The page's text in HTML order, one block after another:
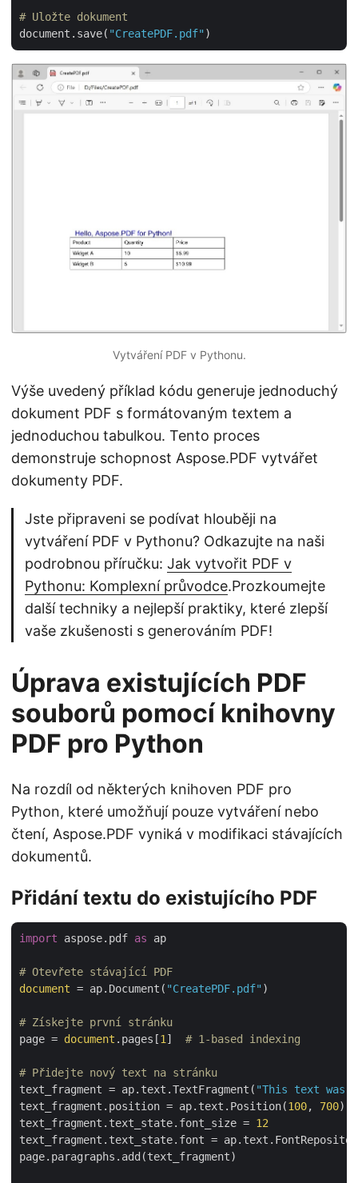
# Uložte dokument
document.save( "CreatePDF.pdf"
Vytváření PDF v Pythonu.
Výše uvedený příklad kódu generuje jednoduchý
dokument PDF s formátovaným textem a
jednoduchou tabulkou. Tento proces
demonstruje schopnost Aspose.PDF vytvářet
dokumenty PDF.
Jste připraveni se podívat hlouběji na
vytváření PDF v Pythonu? Odkazujte na naši
podrobnou příručku: Jak vytvořit PDF v
Pythonu: Komplexní průvodce.Prozkoumejte
další techniky a nejlepší praktiky, které zlepší
vaše zkušenosti s generováním PDF!
Úprava existujících PDF
souborů pomocí knihovny
PDF pro Python
Na rozdíl od některých knihoven PDF pro
Python, které umožňují pouze vytváření nebo
čtení, Aspose.PDF vyniká v modifikaci stávajících
dokumentů.
Přidání textu do existujícího PDF
import aspose.pdf as ap
# Otevřete stávající PDF
document = ap.Document( "CreatePDF.pdf" )
# Získejte první stránku
page = document .pages[1] # 1-based indexing
# Přidejte nový text na stránku
text_fragment = ap.text.TextFragment( "This text was
text_fragment.position = ap.text.Position(100, 700)
text_fragment.text_state.font_size = 12
text_fragment.text_state.font =
page.paragraphs.add(text_fragment)